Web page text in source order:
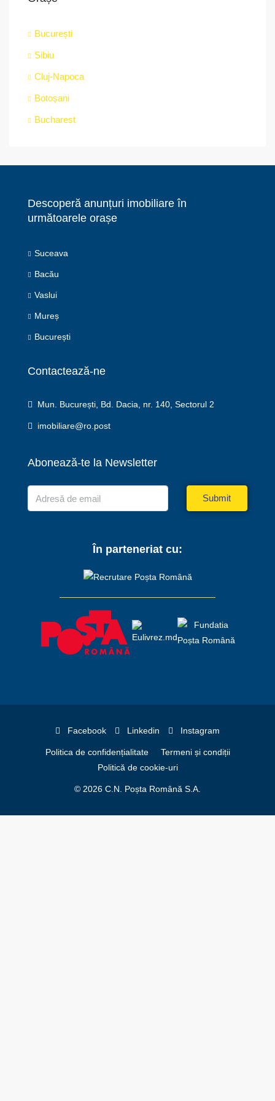
București
Sibiu
Cluj-Napoca
Botoșani
Bucharest
Descoperă anunțuri imobiliare în
următoarele orașe
Suceava
Bacău
Vaslui
Mureș
București
Contactează-ne
Mun. București, Bd. Dacia, nr. 140, Sectorul 2
imobiliare@ro.post
Abonează-te la Newsletter
Submit
În parteneriat cu:
Facebook Linkedin Instagram
Politica de confidențialitate
Termeni și condiții
Politică de cookie-uri
© 2026 C.N. Poșta Română S.A.